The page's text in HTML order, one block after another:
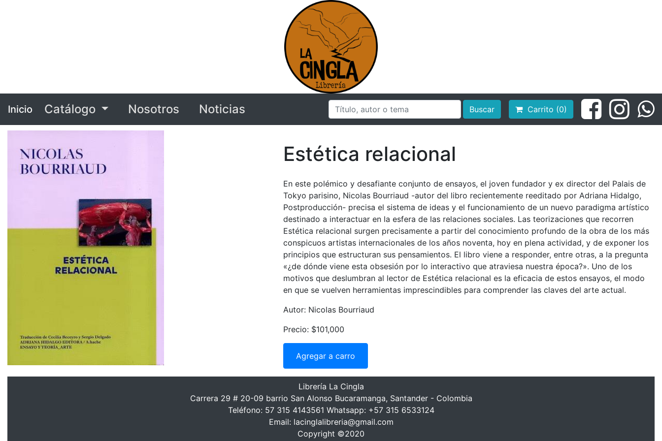
Inicio Catálogo Nosotros Noticias Buscar Carrito (0)
Estética relacional
En este polémico y desafiante conjunto de ensayos, el joven fundador y ex director del Palais de
Tokyo parisino, Nicolas Bourriaud -autor del libro recientemente reeditado por Adriana Hidalgo,
Postproducción- precisa el sistema de ideas y el funcionamiento de un nuevo paradigma artístico
destinado a interactuar en la esfera de las relaciones sociales. Las teorizaciones que recorren
Estética relacional surgen precisamente a partir del conocimiento profundo de la obra de los más
conspicuos artistas internacionales de los años noventa, hoy en plena actividad, y de exponer los
principios que estructuran sus pensamientos. El libro viene a responder, entre otras, a la pregunta
«¿de dónde viene esta obsesión por lo interactivo que atraviesa nuestra época?». Uno de los
motivos que deslumbran al lector de Estética relacional es la eficacia de estos ensayos, el modo
en que se vuelven herramientas imprescindibles para comprender las claves del arte actual.
Autor: Nicolas Bourriaud
Precio: $101,000
Agregar a carro
Librería La Cingla
Carrera 29 # 20-09 barrio San Alonso Bucaramanga, Santander - Colombia
Teléfono: 57 315 4143561 Whatsapp: +57 315 6533124
Email: lacinglalibreria@gmail.com
Copyright ©2020